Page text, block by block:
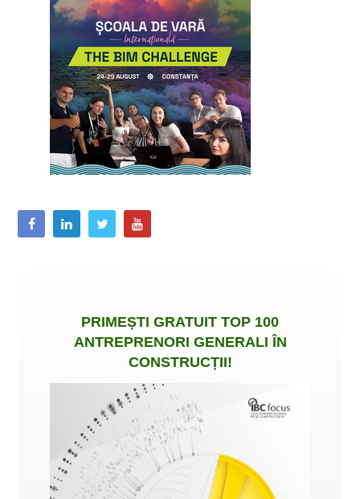
PRIMEȘTI GRATUIT TOP 100
ANTREPRENORI GENERALI ÎN
CONSTRUCȚII!